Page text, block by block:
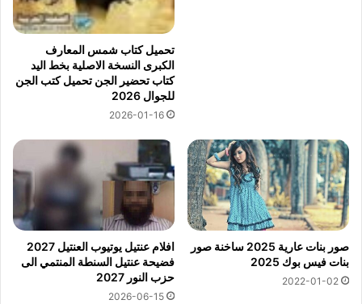
تحميل كتاب شمس المعارف
الكبرى النسخة الاصلية بخط اليد
كتاب تحضير الجن تحميل كتب الجن
للجوال 2026
2026-01-16
صور بنات عارية 2025 ساخنة صور
بنات فيس بوك 2025
2022-01-02
افلام عنتيل يوتيوب العنتيل 2027
فضيحة عنتيل السنطة المنتمي الى
حزب النور 2027
2026-06-15